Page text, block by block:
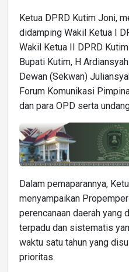
Ketua DPRD Kutim Joni,
didamping Wakil Ketua I
Wakil Ketua II DPRD
Bupati Kutim, H
Dewan (Sekwan)
Forum Komunikasi
dan para OPD serta
Dalam pemaparannya,
menyampaikan
perencanaan daerah yang
terpadu dan sistematis
waktu satu tahun yang
prioritas.